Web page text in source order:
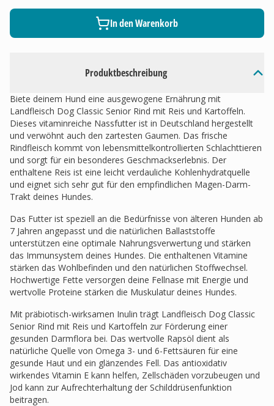
Produktbeschreibung
Biete deinem Hund eine ausgewogene Ernährung mit
Landfleisch Dog Classic Senior Rind mit Reis und Kartoffeln.
Dieses vitaminreiche Nassfutter ist in Deutschland hergestellt
und verwöhnt auch den zartesten Gaumen. Das frische
Rindfleisch kommt von lebensmittelkontrollierten Schlachttieren
und sorgt für ein besonderes Geschmackserlebnis. Der
enthaltene Reis ist eine leicht verdauliche Kohlenhydratquelle
und eignet sich sehr gut für den empfindlichen Magen-Darm-
Trakt deines Hundes.
Das Futter ist speziell an die Bedürfnisse von älteren Hunden ab
7 Jahren angepasst und die natürlichen Ballaststoffe
unterstützen eine optimale Nahrungsverwertung und stärken
das Immunsystem deines Hundes. Die enthaltenen Vitamine
stärken das Wohlbefinden und den natürlichen Stoffwechsel.
Hochwertige Fette versorgen deine Fellnase mit Energie und
wertvolle Proteine stärken die Muskulatur deines Hundes.
Mit präbiotisch-wirksamen Inulin trägt Landfleisch Dog Classic
Senior Rind mit Reis und Kartoffeln zur Förderung einer
gesunden Darmflora bei. Das wertvolle Rapsöl dient als
natürliche Quelle von Omega 3- und 6-Fettsäuren für eine
gesunde Haut und ein glänzendes Fell. Das antioxidativ
wirkendes Vitamin E kann helfen, Zellschäden vorzubeugen und
Jod kann zur Aufrechterhaltung der Schilddrüsenfunktion
beitragen.
In den Warenkorb